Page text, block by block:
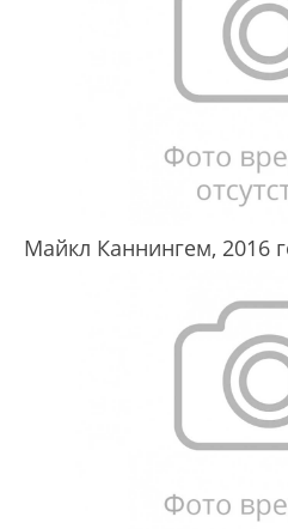
Майкл Каннингем, 2016